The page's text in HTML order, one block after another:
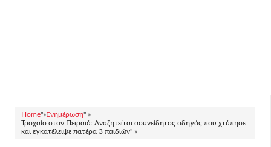
Home"»Ενημέρωση" »
Τροχαίο στον Πειραιά: Αναζητείται ασυνείδητος οδηγός που χτύπησε
και εγκατέλειψε πατέρα 3 παιδιών" »